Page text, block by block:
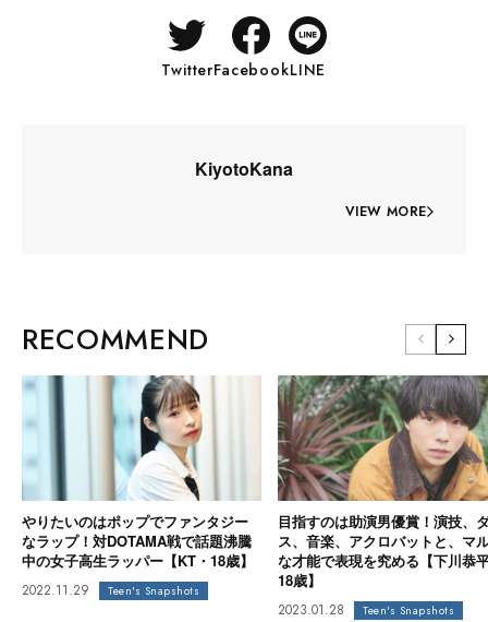
TwitterFacebookLINE
KiyotoKana
VIEW MORE
RECOMMEND
やりたいのはポップでファンタジー
なラップ！対DOTAMA戦で話題沸騰
中の女子高生ラッパー【KT・18歳】
2022.11.29 Teen's Snapshots
目指すのは助演男優賞！演技、
ス、音楽、アクロバットと、マ
な才能で表現を究める【下川恭
18歳】
2023.01.28 Teen's Snapshots